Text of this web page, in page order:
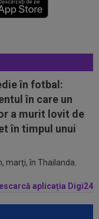
în fotbal:
în care un
a murit lovit de
în timpul unui
marţi, în Thailanda.
aplicația Digi24
”strălucitor”
făcut Vinicius
cel mai
League